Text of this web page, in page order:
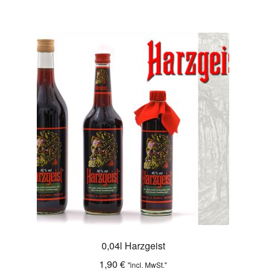
0,04l Harzgeist
1,90 € "incl. MwSt."